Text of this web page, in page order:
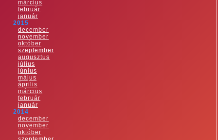
március
február
január
2015
december
november
október
szeptember
augusztus
július
június
május
április
március
február
január
2014
december
november
október